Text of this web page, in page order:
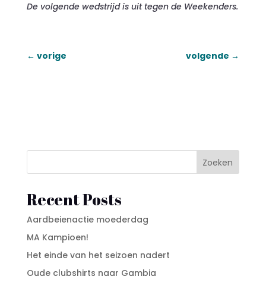
De volgende wedstrijd is uit tegen de Weekenders.
← vorige volgende →
Zoeken
Recent Posts
Aardbeienactie moederdag
MA Kampioen!
Het einde van het seizoen nadert
Oude clubshirts naar Gambia